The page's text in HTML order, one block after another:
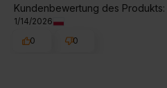
Kundenbewertung des Produkts:
1/14/2026
0
0